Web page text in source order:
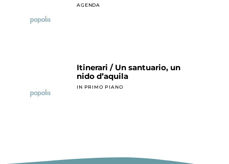
AGENDA
Itinerari / Un santuario, un
nido d’aquila
IN PRIMO PIANO